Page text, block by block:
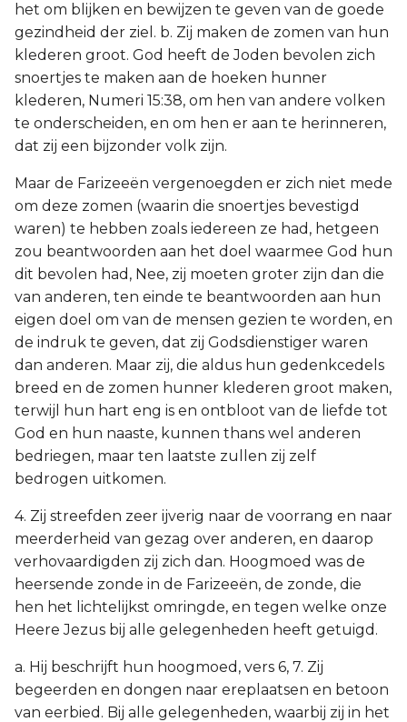
het om blijken en bewijzen te geven van de goede
gezindheid der ziel. b. Zij maken de zomen van hun
klederen groot. God heeft de Joden bevolen zich
snoertjes te maken aan de hoeken hunner
klederen, Numeri 15:38, om hen van andere volken
te onderscheiden, en om hen er aan te herinneren,
dat zij een bijzonder volk zijn.
Maar de Farizeeën vergenoegden er zich niet mede
om deze zomen (waarin die snoertjes bevestigd
waren) te hebben zoals iedereen ze had, hetgeen
zou beantwoorden aan het doel waarmee God hun
dit bevolen had, Nee, zij moeten groter zijn dan die
van anderen, ten einde te beantwoorden aan hun
eigen doel om van de mensen gezien te worden, en
de indruk te geven, dat zij Godsdienstiger waren
dan anderen. Maar zij, die aldus hun gedenkcedels
breed en de zomen hunner klederen groot maken,
terwijl hun hart eng is en ontbloot van de liefde tot
God en hun naaste, kunnen thans wel anderen
bedriegen, maar ten laatste zullen zij zelf
bedrogen uitkomen.
4. Zij streefden zeer ijverig naar de voorrang en naar
meerderheid van gezag over anderen, en daarop
verhovaardigden zij zich dan. Hoogmoed was de
heersende zonde in de Farizeeën, de zonde, die
hen het lichtelijkst omringde, en tegen welke onze
Heere Jezus bij alle gelegenheden heeft getuigd.
a. Hij beschrijft hun hoogmoed, vers 6, 7. Zij
begeerden en dongen naar ereplaatsen en betoon
van eerbied. Bij alle gelegenheden, waarbij zij in het